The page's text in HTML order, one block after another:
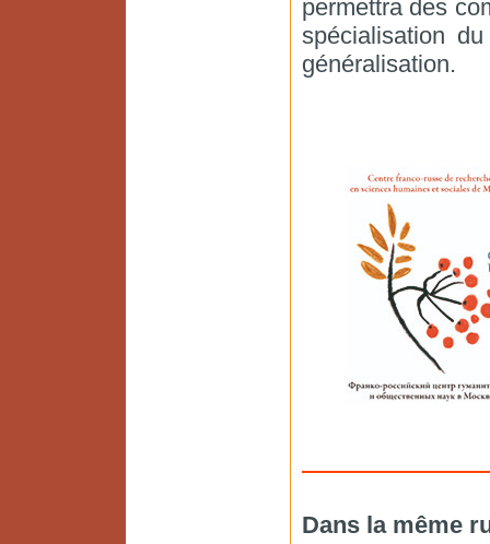
permettra des
spécialisation
généralisation.
Dans la même